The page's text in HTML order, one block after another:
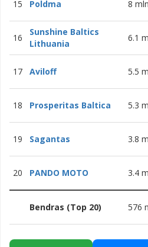
15 Poldma 8
16
Sunshine Baltics
Lithuania
6.1
17 Aviloff 5.5
18 Prosperitas Baltica 5.3
19 Sagantas 3.8
20 PANDO MOTO 3.4
Bendras (Top 20) 576